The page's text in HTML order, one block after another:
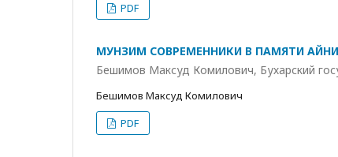
PDF
МУНЗИМ СОВРЕМЕННИКИ В ПАМЯТИ
Бешимов Максуд Комилович, Бухарский
Бешимов Максуд Комилович
PDF